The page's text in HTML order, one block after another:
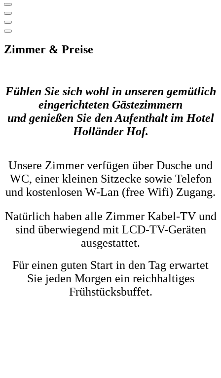
Zimmer & Preise
Fühlen Sie sich wohl in unseren gemütlich
eingerichteten Gästezimmern
und genießen Sie den Aufenthalt im Hotel
Holländer Hof.
Unsere Zimmer verfügen über Dusche und
WC, einer kleinen Sitzecke sowie Telefon
und kostenlosen W-Lan (free Wifi) Zugang.
Natürlich haben alle Zimmer Kabel-TV und
sind überwiegend mit LCD-TV-Geräten
ausgestattet.
Für einen guten Start in den Tag erwartet
Sie jeden Morgen ein reichhaltiges
Frühstücksbuffet.